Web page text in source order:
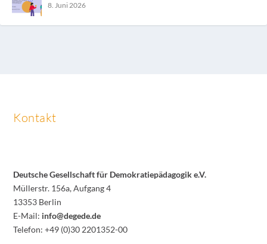
8. Juni 2026
Kontakt
Deutsche Gesellschaft für Demokratiepädagogik e.V.
Müllerstr. 156a, Aufgang 4
13353 Berlin
E-Mail: info@degede.de
Telefon: +49 (0)30 2201352-00